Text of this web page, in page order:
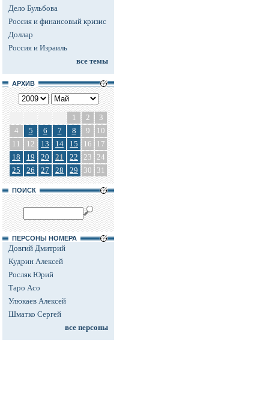
Дело Бульбова
Россия и финансовый кризис
Доллар
Россия и Израиль
все темы
АРХИВ
1 2
3
4
5 6 7 8 9
10
11
12 13 14 15 16
17
18
19 20 21 22 23 24
25
26 27 28 29 30 31
ПОИСК
ПЕРСОНЫ НОМЕРА
Довгий Дмитрий
Кудрин Алексей
Росляк Юрий
Таро Асо
Улюкаев Алексей
Шматко Сергей
все персоны